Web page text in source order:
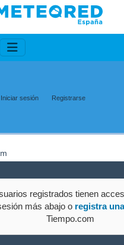
Iniciar sesión Registrarse
registrados tienen
más abajo o registra
Tiempo.com